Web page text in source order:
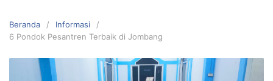
Beranda
Informasi
6 Pondok Pesantren Terbaik di Jombang